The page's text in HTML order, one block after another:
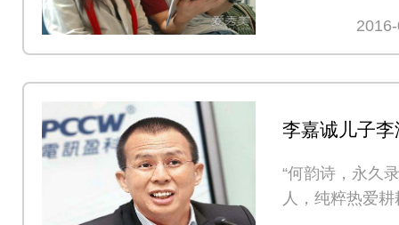
李嘉诚儿子
独
“何韵诗，永久
人，纯粹热爱